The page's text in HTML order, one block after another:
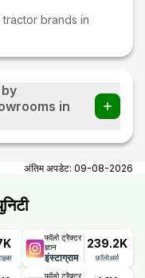
brands in
in
in Ambah, Madhya
person name.
अंतिम अपडेट: 09-08-2026
फॉलो ट्रैक्टर
ज्ञान
इंस्टाग्राम
239.2K
फ़ॉलोअर्स
फॉलो ट्रैक्टर